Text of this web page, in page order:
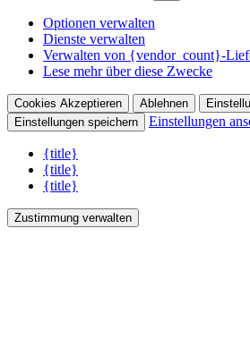
Optionen verwalten
Dienste verwalten
Verwalten von {vendor_count}-
Lese mehr über diese Zwecke
Cookies Akzeptieren Ablehnen
Einstellungen speichern
Einstellungen
{title}
{title}
{title}
Zustimmung verwalten